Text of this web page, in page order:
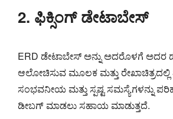
2. ಫಿಕ್ಸಿಂಗ್ ಡೇಟಾಬೇಸ್
ERD ಡೇಟಾಬೇಸ್ ಅನ್ನು ಅದರೊಳಗೆ ಅದರ
ಆಲೋಚಿಸುವ ಮೂಲಕ ಮತ್ತು
ಸಂಭವನೀಯ ಮತ್ತು ಸ್ಪಷ್ಟ ಸಮಸ್ಯೆಗಳನ್ನು
ಡೀಬಗ್ ಮಾಡಲು ಸಹಾಯ ಮಾಡುತ್ತದೆ.